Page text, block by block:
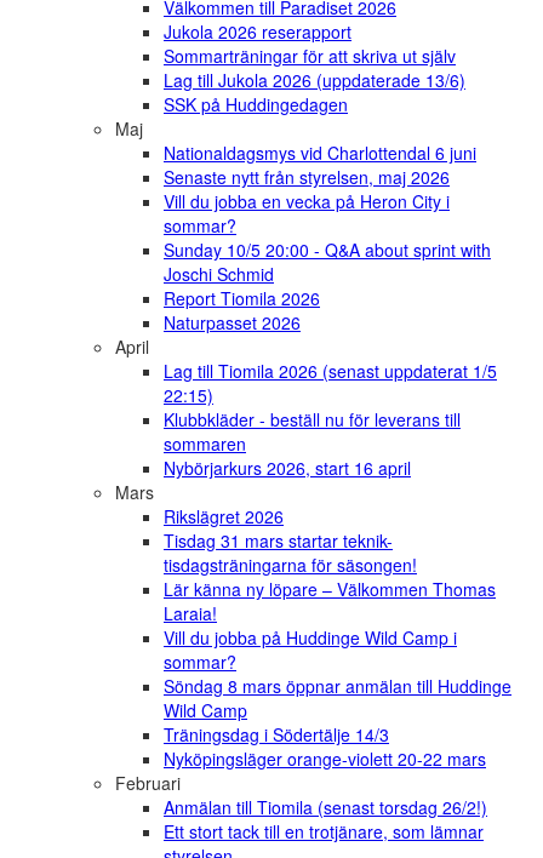
Välkommen till Paradiset 2026
Jukola 2026 reserapport
Sommarträningar för att skriva ut själv
Lag till Jukola 2026 (uppdaterade 13/6)
SSK på Huddingedagen
Maj
Nationaldagsmys vid Charlottendal 6 juni
Senaste nytt från styrelsen, maj 2026
Vill du jobba en vecka på Heron City i
sommar?
Sunday 10/5 20:00 - Q&A about sprint with
Joschi Schmid
Report Tiomila 2026
Naturpasset 2026
April
Lag till Tiomila 2026 (senast uppdaterat 1/5
22:15)
Klubbkläder - beställ nu för leverans till
sommaren
Nybörjarkurs 2026, start 16 april
Mars
Rikslägret 2026
Tisdag 31 mars startar teknik-
tisdagsträningarna för säsongen!
Lär känna ny löpare – Välkommen Thomas
Laraia!
Vill du jobba på Huddinge Wild Camp i
sommar?
Söndag 8 mars öppnar anmälan till Huddinge
Wild Camp
Träningsdag i Södertälje 14/3
Nyköpingsläger orange-violett 20-22 mars
Februari
Anmälan till Tiomila (senast torsdag 26/2!)
Ett stort tack till en trotjänare, som lämnar